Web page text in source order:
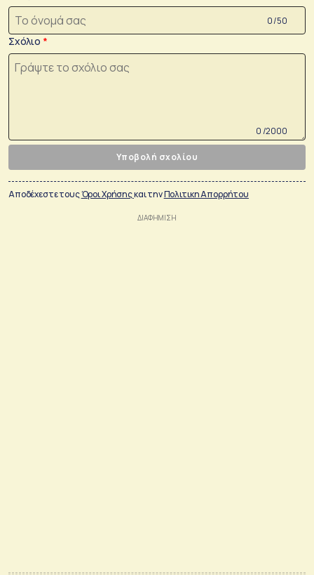
0 /50
Σχόλιο
0 /2000
Υποβολή σχολίου
Αποδέχεστε τουςΌροι Χρήσηςκαι τηνΠολιτικη Απορρήτου